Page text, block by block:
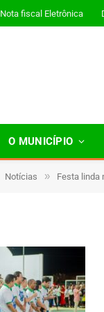
Nota fiscal Eletrônica
O MUNICÍPIO
Notícias » Festa linda